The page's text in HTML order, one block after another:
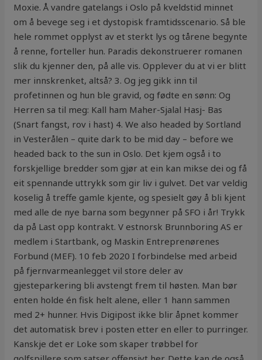
Moxie. Å vandre gatelangs i Oslo på kveldstid minnet
om å bevege seg i et dystopisk framtidsscenario. Så ble
hele rommet opplyst av et sterkt lys og tårene begynte
å renne, forteller hun. Paradis dekonstruerer romanen
slik du kjenner den, på alle vis. Opplever du at vi er blitt
mer innskrenket, altså? 3. Og jeg gikk inn til
profetinnen og hun ble gravid, og fødte en sønn: Og
Herren sa til meg: Kall ham Maher-Sjalal Hasj- Bas
(Snart fangst, rov i hast) 4. We also headed by Sortland
in Vesterålen – quite dark to be mid day – before we
headed back to the sun in Oslo. Det kjem også i to
forskjellige bredder som gjør at ein kan mikse dei og få
eit spennande uttrykk som gir liv i gulvet. Det var veldig
koselig å treffe gamle kjente, og spesielt gøy å bli kjent
med alle de nye barna som begynner på SFO i år! Trykk
da på Last opp kontrakt. V estnorsk Brunnboring AS er
medlem i Startbank, og Maskin Entreprenørenes
Forbund (MEF). 10 feb 2020 I forbindelse med arbeid
på fjernvarmeanlegget vil store deler av
gjesteparkering bli avstengt frem til høsten. Man bør
enten holde én fisk helt alene, eller 1 hann sammen
med 2+ hunner. Hvis Digipost ikke blir åpnet kommer
det automatisk brev i posten etter en eller to purringer.
Kanskje det er Loke som skaper trøbbel for